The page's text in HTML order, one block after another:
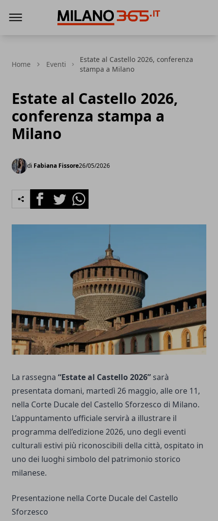
Home Eventi
Estate al Castello 2026, conferenza
stampa a Milano
Estate al Castello 2026,
conferenza stampa a
Milano
di Fabiana Fissore26/05/2026
FacebookTwitterWhatsapp
La rassegna “Estate al Castello 2026” sarà
presentata domani, martedì 26 maggio, alle ore 11,
nella Corte Ducale del Castello Sforzesco di Milano.
L’appuntamento ufficiale servirà a illustrare il
programma dell’edizione 2026, uno degli eventi
culturali estivi più riconoscibili della città, ospitato in
uno dei luoghi simbolo del patrimonio storico
milanese.
Presentazione nella Corte Ducale del Castello
Sforzesco